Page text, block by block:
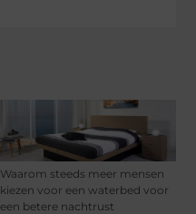
Waarom steeds meer mensen
kiezen voor een waterbed voor
een betere nachtrust